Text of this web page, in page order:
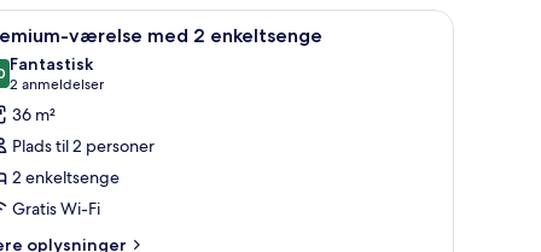
et fladskærms-tv og udsigt over byen gennem store vinduer.
Et hotelværelse med en seng, et natbord
1 værelse med 2 enkeltsenge
ud af 10
Fantastisk
2 anmeldelser
(2
anmeldelser)
36 m²
Plads til 2 personer
2 enkeltsenge
Gratis Wi-Fi
oplysninger